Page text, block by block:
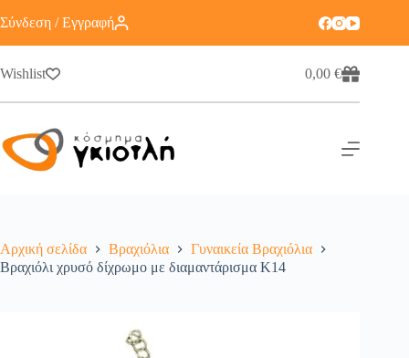
Σύνδεση / Εγγραφή
Wishlist 0,00€
Αρχική σελίδα Βραχιόλια
Γυναικεία Βραχιόλια
Βραχιόλι χρυσό δίχρωμο με διαμαντάρισμα Κ14